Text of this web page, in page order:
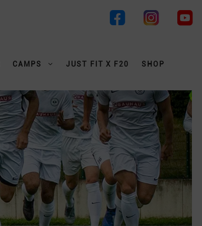
CAMPS JUST FIT X F20 SHOP